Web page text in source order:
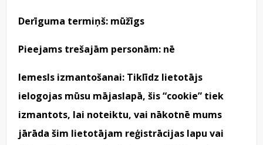
Derīguma termiņš: mūžīgs
Pieejams trešajām personām: nē
Iemesls izmantošanai: Tiklīdz lietotājs
ielogojas mūsu mājaslapā, šis “cookie” tiek
izmantots, lai noteiktu, vai nākotnē mums
jārāda šim lietotājam reģistrācijas lapu vai